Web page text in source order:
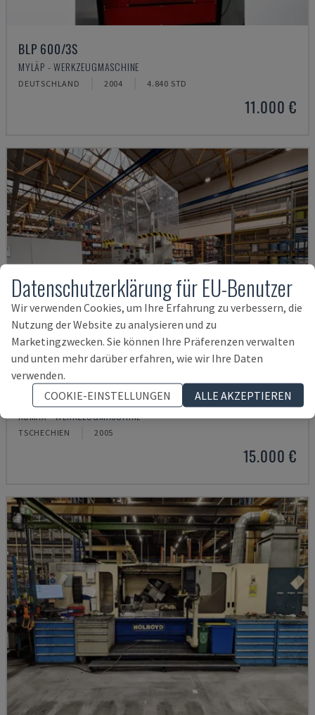
BLP 600/3S
MYLÄP - WERKZEUGMASCHINE
DEUTSCHLAND 2004 4.840 STD
11.000 €
GAMMA 333 PC
KOMAX - WERKZEUGMASCHINE
TSCHECHIEN 2005
15.000 €
Datenschutzerklärung für EU-Benutzer
Wir verwenden Cookies, um Ihre Erfahrung zu verbessern, die
Nutzung der Website zu analysieren und zu
Marketingzwecken. Sie können Ihre Präferenzen verwalten
und unten mehr darüber erfahren, wie wir Ihre Daten
verwenden.
COOKIE-EINSTELLUNGEN
ALLE AKZEPTIEREN